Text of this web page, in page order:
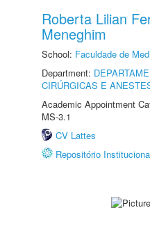
Roberta Lilian
Meneghim
School: Faculdade de
Department:
CIRÚRGICAS E
Academic Appointment
MS-3.1
CV Lattes
Repositório